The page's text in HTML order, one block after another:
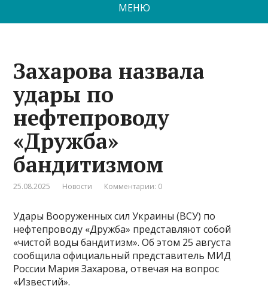
МЕНЮ
Захарова назвала
удары по
нефтепроводу
«Дружба»
бандитизмом
25.08.2025 Новости Комментарии: 0
Удары Вооруженных сил Украины (ВСУ) по
нефтепроводу «Дружба» представляют собой
«чистой воды бандитизм». Об этом 25 августа
сообщила официальный представитель МИД
России Мария Захарова, отвечая на вопрос
«Известий».